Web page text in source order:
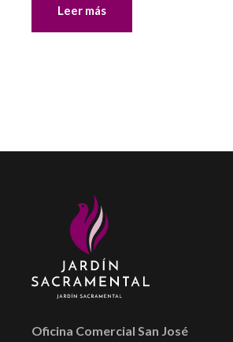
Leer más
Oficina Comercial San José